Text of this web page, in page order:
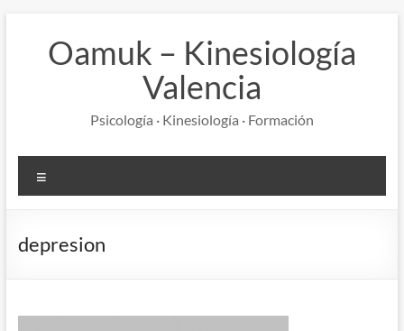
contenidoOamuk – Kinesiología
Valencia
Psicología · Kinesiología · Formación
depresion